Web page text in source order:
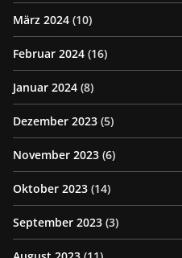
März 2024 (10)
Februar 2024 (16)
Januar 2024 (8)
Dezember 2023 (5)
November 2023 (6)
Oktober 2023 (14)
September 2023 (3)